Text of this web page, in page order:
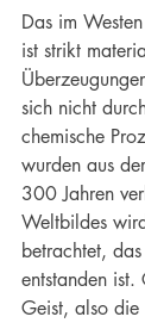
Das im
ist strikt
sich nicht
chemische
wurden aus
300 Jahren
Weltbildes
betrachtet,
entstanden
Geist, also die